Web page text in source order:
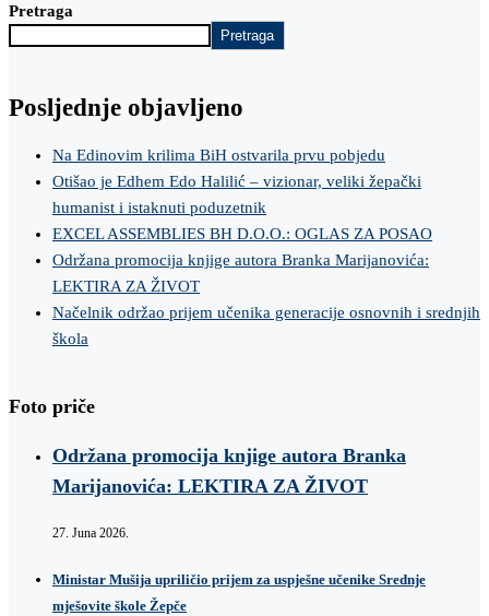
Pretraga
Pretraga
Posljednje objavljeno
Na Edinovim krilima BiH ostvarila prvu pobjedu
Otišao je Edhem Edo Halilić – vizionar, veliki žepački
humanist i istaknuti poduzetnik
EXCEL ASSEMBLIES BH D.O.O.: OGLAS ZA POSAO
Održana promocija knjige autora Branka Marijanovića:
LEKTIRA ZA ŽIVOT
Načelnik održao prijem učenika generacije osnovnih i srednjih
škola
Foto priče
Održana promocija knjige autora Branka
Marijanovića: LEKTIRA ZA ŽIVOT
27. Juna 2026.
Ministar Mušija upriličio prijem za uspješne učenike Srednje
mješovite škole Žepče